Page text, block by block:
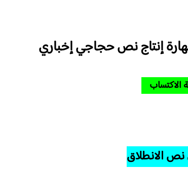
إنتاج نص حجاجي